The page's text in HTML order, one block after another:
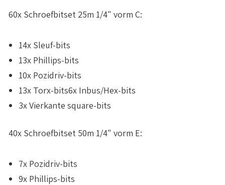
60x Schroefbitset 25m 1/4" vorm C:
14x Sleuf-bits
13x Phillips-bits
10x Pozidriv-bits
13x Torx-bits6x Inbus/Hex-bits
3x Vierkante square-bits
40x Schroefbitset 50m 1/4" vorm E:
7x Pozidriv-bits
9x Phillips-bits